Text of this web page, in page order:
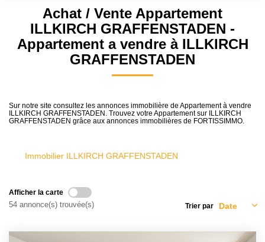
LOCATIONS
ESTIMATION
Sélectionnez...
Type de bien
Surface min
Budget max Plus de critères
Achat / Vente Appartement
ILLKIRCH GRAFFENSTADEN -
Appartement a vendre à ILLKIRCH
GRAFFENSTADEN
Sur notre site consultez les annonces immobilière de Appartement à vendre
ILLKIRCH GRAFFENSTADEN. Trouvez votre Appartement sur ILLKIRCH
GRAFFENSTADEN grâce aux annonces immobilières de FORTISSIMMO.
Immobilier ILLKIRCH GRAFFENSTADEN
Afficher la carte
54 annonce(s) trouvée(s) Trier par